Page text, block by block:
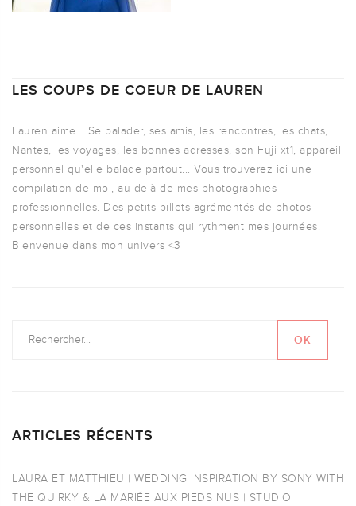
LES COUPS DE COEUR DE LAUREN
Lauren aime... Se balader, ses amis, les rencontres, les chats,
Nantes, les voyages, les bonnes adresses, son Fuji xt1, appareil
personnel qu'elle balade partout... Vous trouverez ici une
compilation de moi, au-delà de mes photographies
professionnelles. Des petits billets agrémentés de photos
personnelles et de ces instants qui rythment mes journées.
Bienvenue dans mon univers <3
ARTICLES RÉCENTS
LAURA ET MATTHIEU | WEDDING INSPIRATION BY SONY WITH
THE QUIRKY & LA MARIÉE AUX PIEDS NUS | STUDIO